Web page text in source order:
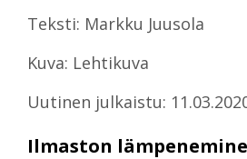
Teksti: Markku Juusola
Kuva: Lehtikuva
Uutinen julkaistu:
Ilmaston